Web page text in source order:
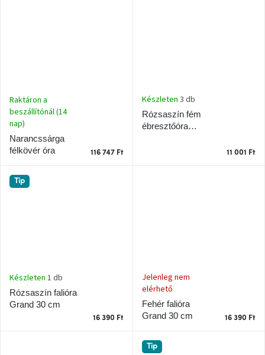
-15%
kiválasztott
dizájner
Dan-
Devichy
gyűjtemény
Narancssárga
félkövér óra
Raktáron a
beszállítónál (14
nap)
116 747 Ft
Rózsaszín fém
ébresztőóra
Készleten 3 db
11 001 Ft
Tip
Rózsaszín falióra
Grand 30 cm
Készleten 1 db
16 390 Ft
Fehér falióra
Grand 30 cm
Jelenleg nem
elérhető
16 390 Ft
Tip